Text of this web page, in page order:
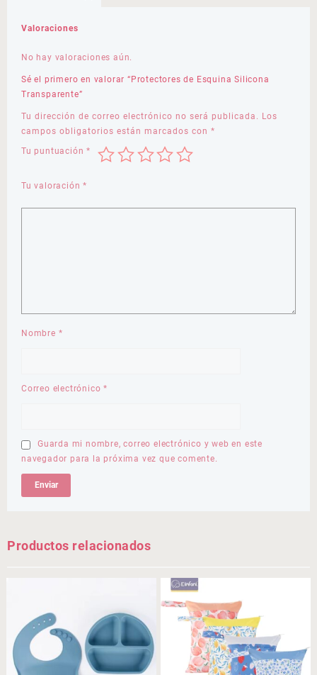
Valoraciones
No hay valoraciones aún.
Sé el primero en valorar “Protectores de Esquina Silicona
Transparente”
Tu dirección de correo electrónico no será publicada. Los
campos obligatorios están marcados con *
Tu puntuación*
Tu valoración*
Nombre *
Correo electrónico*
Guarda mi nombre, correo electrónico y web en este
navegador para la próxima vez que comente.
Productos relacionados